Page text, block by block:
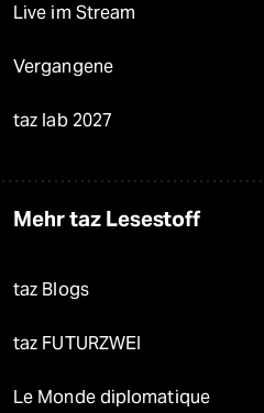
Live im Stream
Vergangene
taz lab 2027
Mehr taz Lesestoff
taz Blogs
taz FUTURZWEI
Le Monde diplomatique